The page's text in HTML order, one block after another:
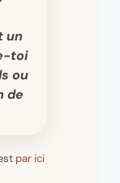
un
toi
ou
de
par ici